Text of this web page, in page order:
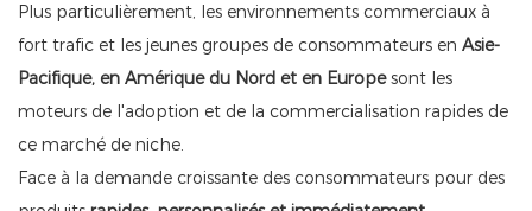
Plus particulièrement, les environnements commerciaux à
fort trafic et les jeunes groupes de consommateurs en Asie-
Pacifique, en Amérique du Nord et en Europesont les
moteurs de l'adoption et de la commercialisation rapides de
ce marché de niche.
Face à la demande croissante des consommateurs pour des